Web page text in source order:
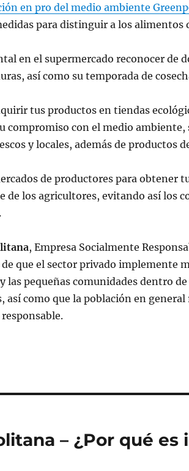
en pro del medio ambiente
para distinguir a los alimentos
en el supermercado reconocer de
así como su temporada de
tus productos en tiendas
compromiso con el medio ambiente,
y locales, además de productos
de productores para obtener
de los agricultores, evitando así los
, Empresa Socialmente
que el sector privado implemente
las pequeñas comunidades dentro
así como que la población en general
– ¿Por qué